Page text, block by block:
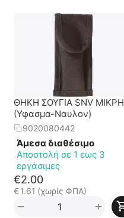
ΘΗΚΗ ΣΟΥΓΙΑ SNV ΜΙΚΡΗ
(Υφασμα-Ναυλον)
9020080442
Άμεσα διαθέσιμο
Αποστολή σε 1 εως 3
εργάσιμες
€2.00
€ 1.61 (χωρίς ΦΠΑ)
+
−